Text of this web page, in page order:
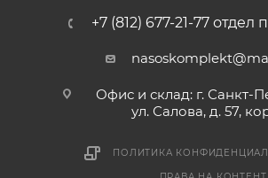
+7 (812) 677-21-77 отдел
Офис и склад: г. Санкт-
ул. Салова, д. 57,
ПОЛИТИКА